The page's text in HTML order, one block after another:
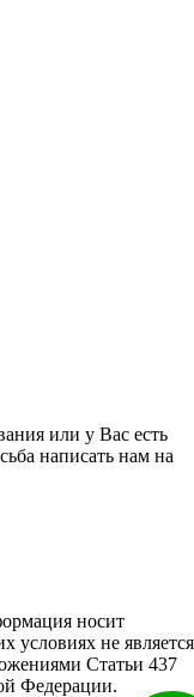
или у Вас есть
написать нам на
носит
условиях не является
Статьи 437
Федерации.